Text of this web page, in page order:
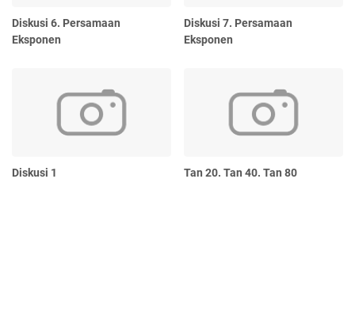
Diskusi 6. Persamaan
Eksponen
Diskusi 7. Persamaan
Eksponen
Diskusi 1 Tan 20. Tan 40. Tan 80